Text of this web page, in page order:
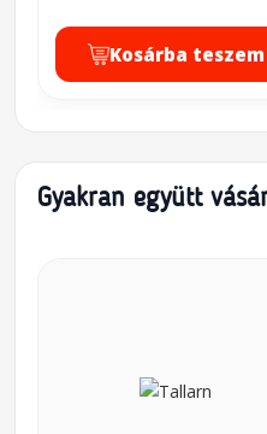
Kosárba teszem
Gyakran együtt